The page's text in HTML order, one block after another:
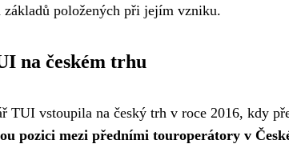
základů položených při jejím vzniku.
na českém trhu
TUI vstoupila na český trh v roce 2016, kdy
pozici mezi předními touroperátory v